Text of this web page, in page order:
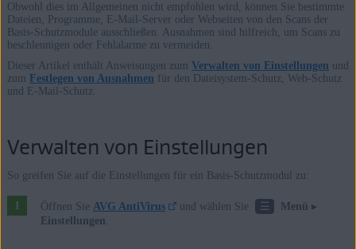
AVG Internet Security 20.x für Mac
Betriebssysteme:
Apple macOS 11.x (Big Sur)
Apple macOS 10.13.x (High Sierra)
Apple Mac OS X 10.11.x (El Capitan)
Obwohl dies im Allgemeinen nicht empfohlen wird, können Sie bestimmte
Dateien, Programme, E-Mail-Server oder Webseiten von den Scans der
Basis-Schutzmodule ausschließen. Ausnahmen sind hilfreich, um Scans zu
beschleunigen oder Fehlalarme zu vermeiden.
Dieser Artikel enthält Anweisungen zum Verwalten von Einstellungen und
zum Festlegen von Ausnahmen für den Dateisystem-Schutz, Web-Schutz
und E-Mail-Schutz.
Verwalten von Einstellungen
So greifen Sie auf die Einstellungen für ein Basis-Schutzmodul zu:
Öffnen Sie AVG AntiVirus und wählen Sie ☰ Menü ▸
Einstellungen